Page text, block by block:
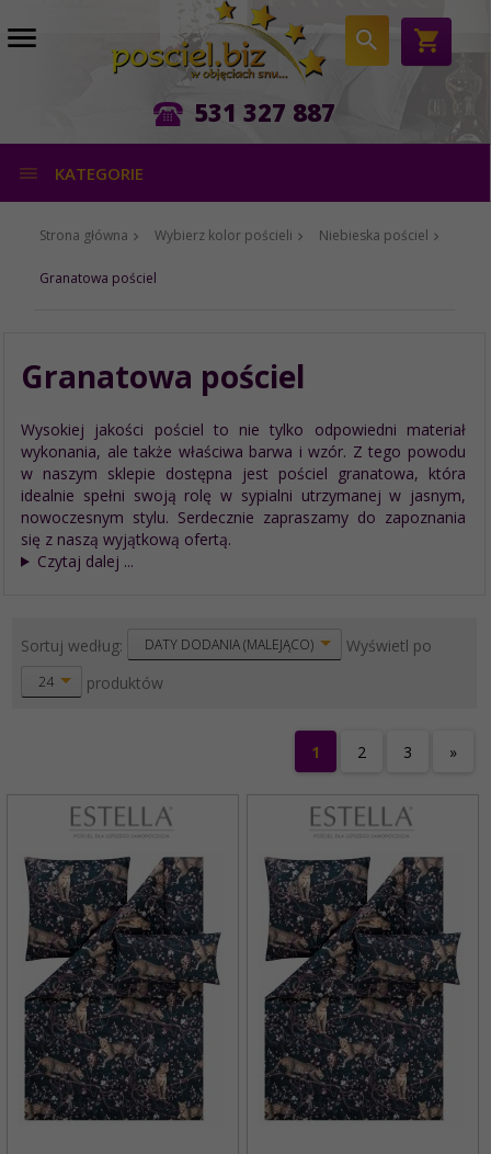
531 327 887
KATEGORIE
Strona główna Wybierz kolor pościeli Niebieska pościel
Granatowa pościel
Granatowa pościel
Wysokiej jakości pościel to nie tylko odpowiedni materiał
wykonania, ale także właściwa barwa i wzór. Z tego powodu
w naszym sklepie dostępna jest pościel granatowa, która
idealnie spełni swoją rolę w sypialni utrzymanej w jasnym,
nowoczesnym stylu. Serdecznie zapraszamy do zapoznania
się z naszą wyjątkową ofertą.
Czytaj dalej ...
Sortuj według: sortDATY DODANIA (MALEJĄCO) Wyświetl po
24 produktów
1 2 3 »